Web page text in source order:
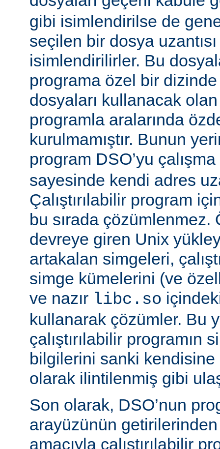
gibi isimlendirilse de
seçilen bir dosya
isimlendirilirler. Bu
programa özel bir
dosyaları kullanacak olan
programla aralarında
kurulmamıştır. Bunun
program DSO’yu
sayesinde kendi adres
Çalıştırılabilir program
bu sırada
devreye giren Unix
artakalan simgeleri,
simge kümelerini (ve
ve nazır libc.so
kullanarak çözümler. Bu
çalıştırılabilir programın
bilgilerini sanki
olarak ilintilenmiş gibi
Son olarak, DSO’nun
arayüzünün
amacıyla çalıştırılabilir